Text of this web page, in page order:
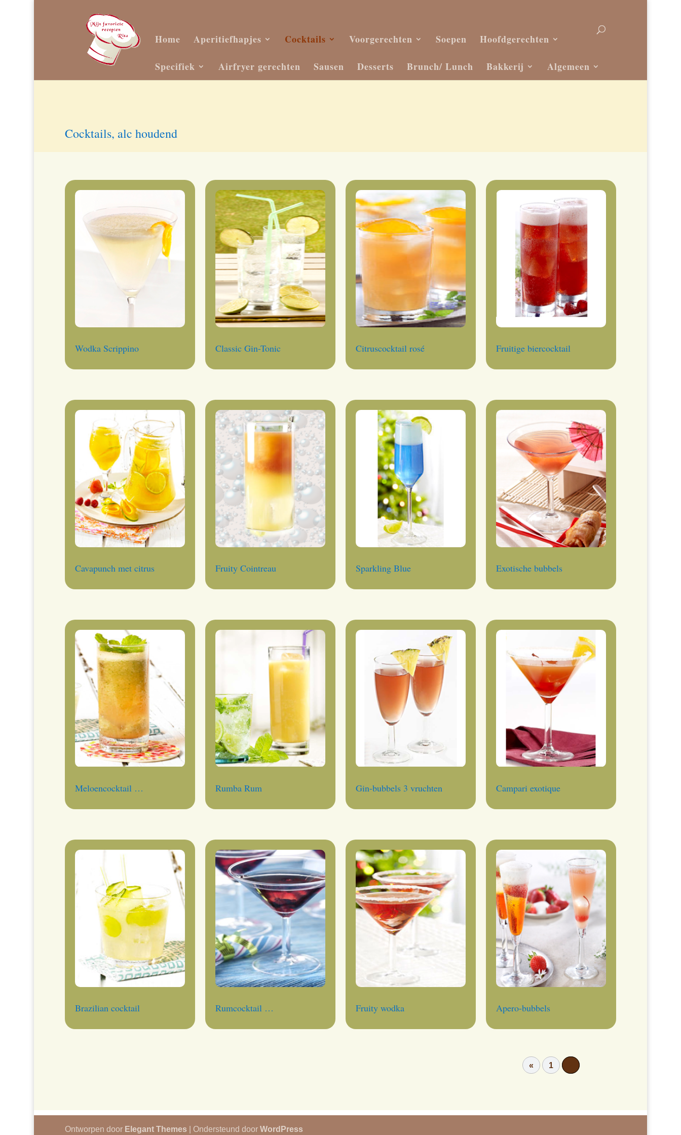
Home Aperitiefhapjes Cocktails Voorgerechten Soepen Hoofdgerechten
Specifiek Airfryer gerechten Sausen Desserts Brunch/ Lunch Bakkerij Algemeen
Cocktails, alc houdend
Wodka Scrippino
Cavapunch met citrus
Meloencocktail …
Brazilian cocktail
Classic Gin-Tonic
Fruity Cointreau
Rumba Rum
Rumcocktail …
Citruscocktail rosé
Sparkling Blue
Gin-bubbels 3 vruchten
Fruity wodka
Fruitige biercocktail
Exotische bubbels
Campari exotique
Apero-bubbels
« 1
Ontworpen door Elegant Themes | Ondersteund door WordPress